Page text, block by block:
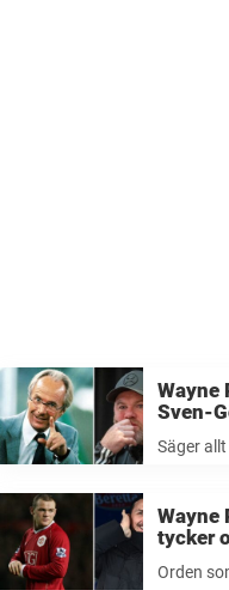
Wayne
Sven-
Säger
Wayne
tycker
på
Orden